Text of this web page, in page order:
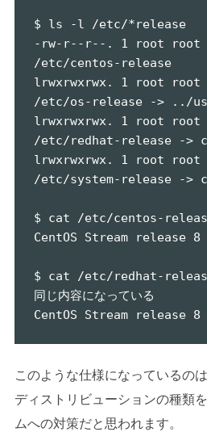
$ ls -l /etc/*release
-rw-r--r--. 1 root root
/etc/centos-release
lrwxrwxrwx. 1 root root
/etc/os-release -> ../
lrwxrwxrwx. 1 root root
/etc/redhat-release ->
lrwxrwxrwx. 1 root root
/etc/system-release ->
$ cat /etc/centos-
CentOS Stream release 8
$ cat /etc/redhat-
同じ内容になっている
CentOS Stream release 8
このような仕様になっているのは
ディストリビューションの種類
ムへの対策だと思われます。